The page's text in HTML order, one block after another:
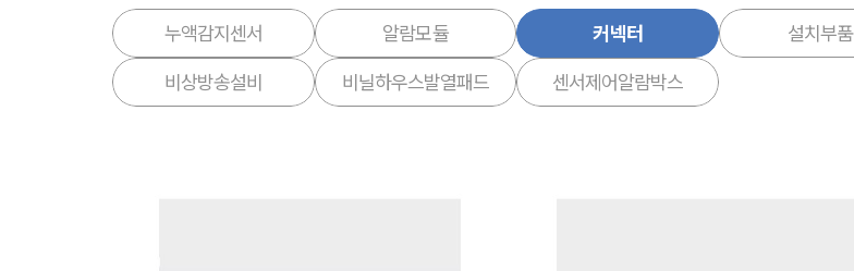
누액감지센서 알람모듈 커넥터 설치부품
비상방송설비 비닐하우스발열패드 센서제어알람박스